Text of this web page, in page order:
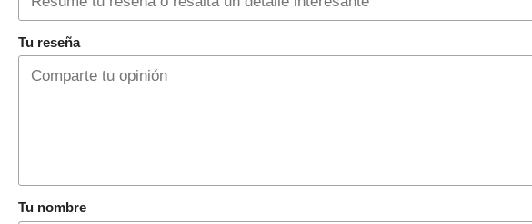
Tu reseña
Tu nombre